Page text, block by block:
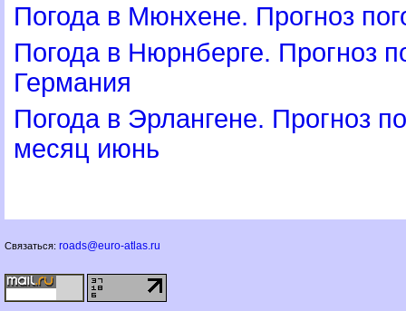
Погода в Мюнхене. Прогноз
Погода в Нюрнберге. Прогноз
Германия
Погода в Эрлангене. Прогноз
месяц июнь
Связаться: roads@euro-atlas.ru